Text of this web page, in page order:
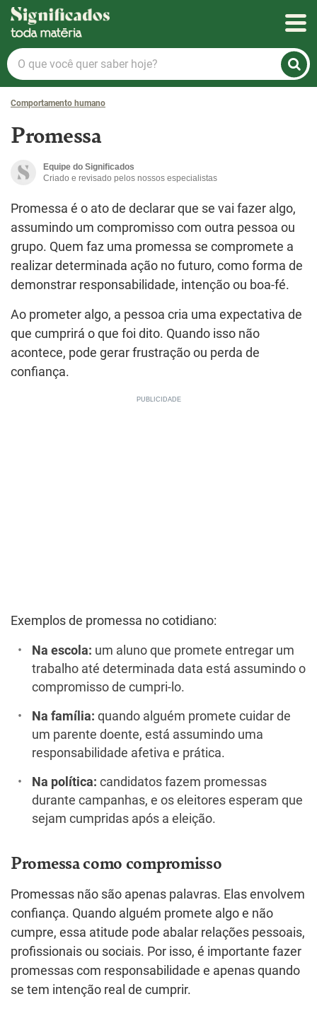
Significados
O
que
você
quer
hoje?
Comportamento humano
Promessa
Equipe do Significados
Criado e revisado pelos nossos especialistas
Promessa é o ato de declarar que se vai fazer algo,
assumindo um compromisso com outra pessoa ou
grupo. Quem faz uma promessa se compromete a
realizar determinada ação no futuro, como forma de
demonstrar responsabilidade, intenção ou boa-fé.
Ao prometer algo, a pessoa cria uma expectativa de
que cumprirá o que foi dito. Quando isso não
acontece, pode gerar frustração ou perda de
confiança.
Exemplos de promessa no cotidiano:
Na escola: um aluno que promete entregar um
trabalho até determinada data está assumindo o
compromisso de cumpri-lo.
Na família: quando alguém promete cuidar de
um parente doente, está assumindo uma
responsabilidade afetiva e prática.
Na política: candidatos fazem promessas
durante campanhas, e os eleitores esperam que
sejam cumpridas após a eleição.
Promessa como compromisso
Promessas não são apenas palavras. Elas envolvem
confiança. Quando alguém promete algo e não
cumpre, essa atitude pode abalar relações pessoais,
profissionais ou sociais. Por isso, é importante fazer
promessas com responsabilidade e apenas quando
se tem intenção real de cumprir.